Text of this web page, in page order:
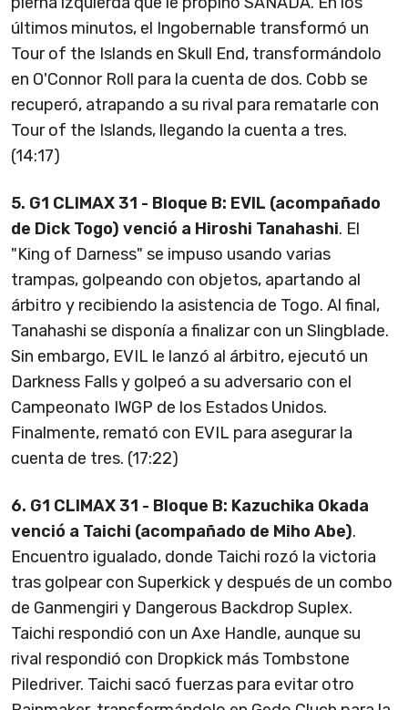
últimos minutos, el Ingobernable transformó un
Tour of the Islands en Skull End, transformándolo
en O'Connor Roll para la cuenta de dos. Cobb se
recuperó, atrapando a su rival para rematarle con
Tour of the Islands, llegando la cuenta a tres.
(14:17)
5. G1 CLIMAX 31 - Bloque B: EVIL (acompañado
de Dick Togo) venció a Hiroshi Tanahashi. El
"King of Darness" se impuso usando varias
trampas, golpeando con objetos, apartando al
árbitro y recibiendo la asistencia de Togo. Al final,
Tanahashi se disponía a finalizar con un Slingblade.
Sin embargo, EVIL le lanzó al árbitro, ejecutó un
Darkness Falls y golpeó a su adversario con el
Campeonato IWGP de los Estados Unidos.
Finalmente, remató con EVIL para asegurar la
cuenta de tres. (17:22)
6. G1 CLIMAX 31 - Bloque B: Kazuchika Okada
venció a Taichi (acompañado de Miho Abe).
Encuentro igualado, donde Taichi rozó la victoria
tras golpear con Superkick y después de un combo
de Ganmengiri y Dangerous Backdrop Suplex.
Taichi respondió con un Axe Handle, aunque su
rival respondió con Dropkick más Tombstone
Piledriver. Taichi sacó fuerzas para evitar otro